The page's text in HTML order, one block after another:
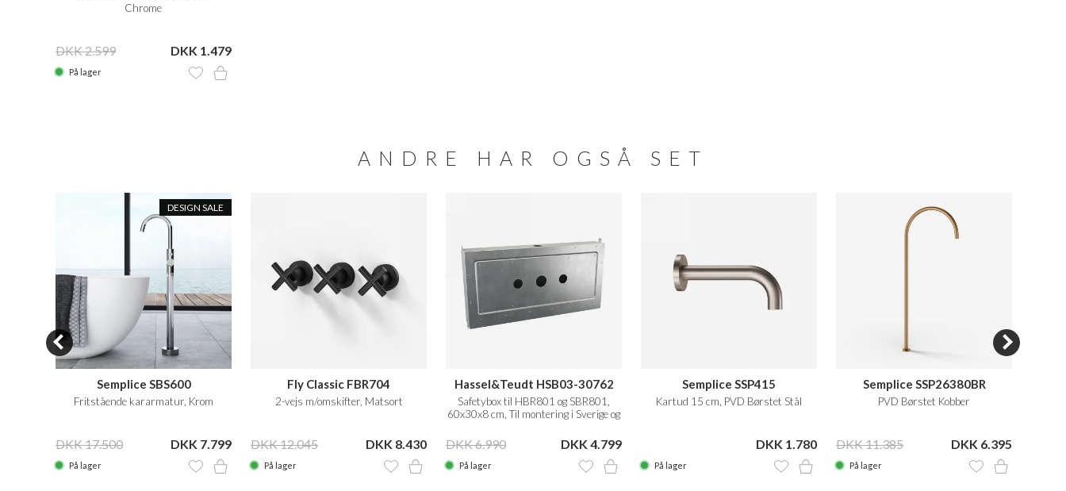
Chrome
DKK 2.599 DKK 1.479
På lager
ANDRE HAR OGSÅ SET
DESIGN SALE
Semplice SBS600
Fritstående kararmatur, Krom
DKK 17.500 DKK 7.799
På lager
Fly Classic FBR704
2-vejs m/omskifter, Matsort
DKK 12.045 DKK 8.430
På lager
Hassel&Teudt HSB03-30762
Safetybox til HBR801 og SBR801,
60x30x8 cm, Til montering i Sverige og
DKK 6.990 DKK 4.799
På lager
Semplice SSP415
Kartud 15 cm, PVD Børstet Stål
DKK 1.780
På lager
Semplice SSP26380BR
PVD Børstet Kobber
DKK 11.385 DKK 6.395
På lager